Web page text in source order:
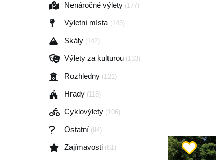
Nenáročné výlety (177)
Výletní místa (143)
Skály (142)
Výlety za kulturou (133)
Rozhledny (121)
Hrady (118)
Cyklovýlety (106)
Ostatní (94)
Zajímavosti (81)